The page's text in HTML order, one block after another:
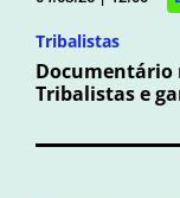
Tribalistas
Documentário
Tribalistas e